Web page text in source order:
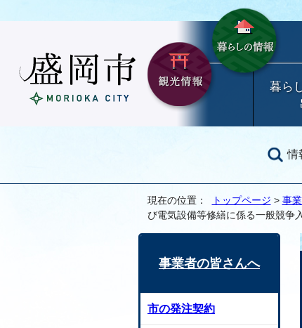
暮ら
情
現在の位置： トップページ > 事
び電気設備等修繕に係る一般競争
事業者の皆さんへ
市の発注契約